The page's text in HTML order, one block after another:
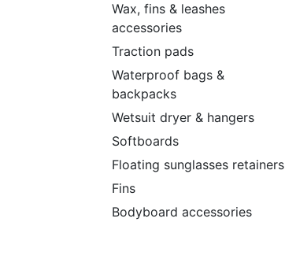
Wax, fins & leashes
accessories
Traction pads
Waterproof bags &
backpacks
Wetsuit dryer & hangers
Softboards
Floating sunglasses retainers
Fins
Bodyboard accessories